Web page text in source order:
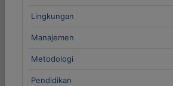
Lingkungan
Manajemen
Metodologi
Pendidikan